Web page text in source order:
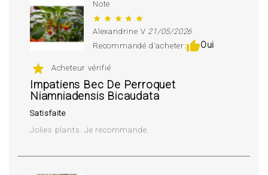
Note
star star star star star
Alexandrine V 21/05/2026
Recommandé d'acheter:thumb_upOui
star Acheteur vérifié
Impatiens Bec De Perroquet
Niamniadensis Bicaudata
Satisfaite
Jolies plants. Je recommande.